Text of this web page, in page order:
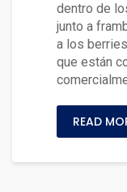
dentro de
junto a
a los
que están
READ